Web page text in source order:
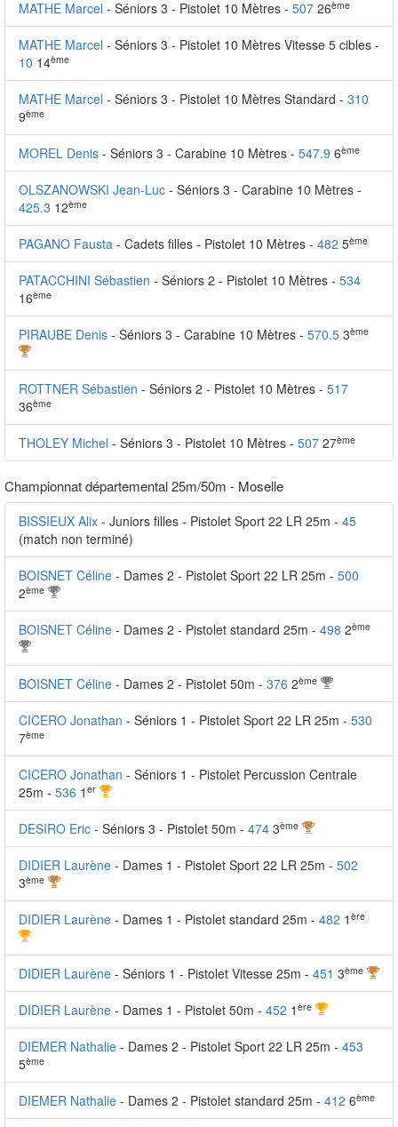
MATHE Marcel - Séniors 3 - Pistolet 10 Mètres - 507 26ème
MATHE Marcel - Séniors 3 - Pistolet 10 Mètres Vitesse 5 cibles -
10 14ème
MATHE Marcel - Séniors 3 - Pistolet 10 Mètres Standard - 310
9ème
MOREL Denis - Séniors 3 - Carabine 10 Mètres - 547.9 6ème
OLSZANOWSKI Jean-Luc - Séniors 3 - Carabine 10 Mètres -
425.3 12ème
PAGANO Fausta - Cadets filles - Pistolet 10 Mètres - 482 5ème
PATACCHINI Sébastien - Séniors 2 - Pistolet 10 Mètres - 534
16ème
PIRAUBE Denis - Séniors 3 - Carabine 10 Mètres - 570.5 3ème
ROTTNER Sébastien - Séniors 2 - Pistolet 10 Mètres - 517
36ème
THOLEY Michel - Séniors 3 - Pistolet 10 Mètres - 507 27ème
Championnat départemental 25m/50m - Moselle
BISSIEUX Alix - Juniors filles - Pistolet Sport 22 LR 25m - 45
(match non terminé)
BOISNET Céline - Dames 2 - Pistolet Sport 22 LR 25m - 500
2ème
BOISNET Céline - Dames 2 - Pistolet standard 25m - 498 2ème
BOISNET Céline - Dames 2 - Pistolet 50m - 376 2ème
CICERO Jonathan - Séniors 1 - Pistolet Sport 22 LR 25m - 530
7ème
CICERO Jonathan - Séniors 1 - Pistolet Percussion Centrale
25m - 536 1 er
DESIRO Eric - Séniors 3 - Pistolet 50m - 474 3ème
DIDIER Laurène - Dames 1 - Pistolet Sport 22 LR 25m - 502
3ème
DIDIER Laurène - Dames 1 - Pistolet standard 25m - 482 1 ère
DIDIER Laurène - Séniors 1 - Pistolet Vitesse 25m - 451 3ème
DIDIER Laurène - Dames 1 - Pistolet 50m - 452 1 ère
DIEMER Nathalie - Dames 2 - Pistolet Sport 22 LR 25m - 453
5ème
DIEMER Nathalie - Dames 2 - Pistolet standard 25m - 412 6ème